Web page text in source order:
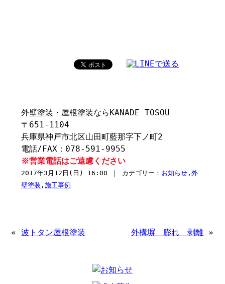
外壁塗装・屋根塗装ならKANADE TOSOU
〒651-1104
兵庫県神戸市北区山田町藍那字下ノ町2
電話/FAX：078-591-9955
※営業電話はご遠慮ください
2017年3月12日(日) 16:00 ｜ カテゴリー： お知らせ ,外
壁塗装 ,施工事例
«波トタン屋根塗装 外構塀 膨れ 剥離 »